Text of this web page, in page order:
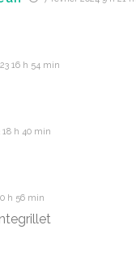
16 h 54 min
18 h 40 min
h 56 min